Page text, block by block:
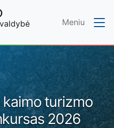
Meniu
turizmo
2026